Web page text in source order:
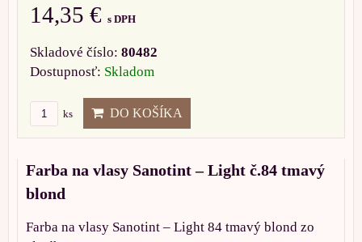
14,35 € s DPH
Skladové číslo: 80482
Dostupnosť: Skladom
ks DO KOŠÍKA
Farba na vlasy Sanotint – Light č.84 tmavý
blond
Farba na vlasy Sanotint – Light 84 tmavý blond zo